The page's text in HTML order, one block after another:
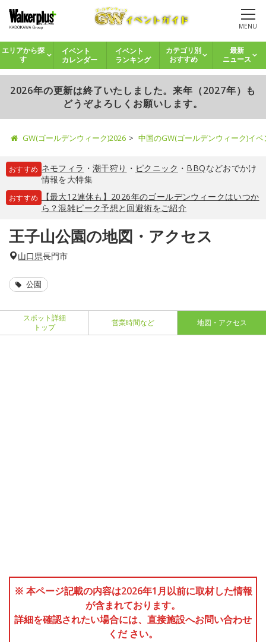
MENU
エリアから探
す
イベント
カレンダー
イベント
ランキング
カテゴリ別
おすすめ
最新
ニュース
2026年の更新は終了いたしました。来年（2027年）も
どうぞよろしくお願いします。
GW(ゴールデンウィーク)2026 中国のGW(ゴールデンウィーク)イ
おすすめ ネモフィラ ・ 潮干狩り ・ ピクニック ・ BBQなどおでかけ
情報を大特集
おすすめ
【最大12連休も】2026年のゴールデンウィークはいつか
ら？混雑ピーク予想と回避術をご紹介
王子山公園の地図・アクセス
山口県長門市
公園
スポット詳細
トップ
営業時間など 地図・アクセス
※ 本ページ記載の内容は2026年1月以前に取材した情報
が含まれております。
詳細を確認されたい場合には、直接施設へお問い合わせ
くだ さい。